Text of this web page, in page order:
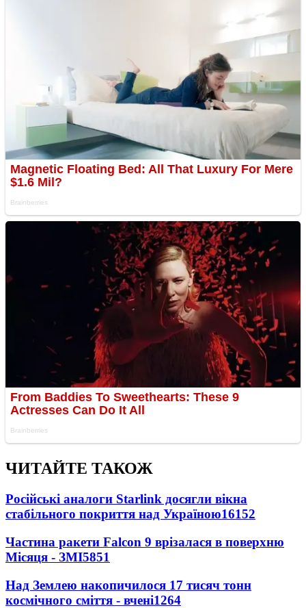
ЧИТАЙТЕ ТАКОЖ
Російські аналоги Starlink досягли вікна
стабільного покриття над Україною16152
Частина ракети Falcon 9 врізалася в поверхню
Місяця - ЗМІ5851
Над Землею накопичилося 17 тисяч тонн
космічного сміття - вчені1264